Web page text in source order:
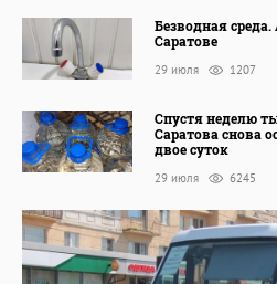
Безводная
Саратове
29 июля 1207
Спустя неделю
Саратова снова
двое суток
29 июля 6245